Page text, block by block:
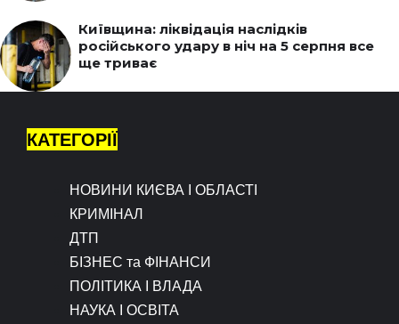
Київщина: ліквідація наслідків
російського удару в ніч на 5 серпня все
ще триває
КАТЕГОРІЇ
НОВИНИ КИЄВА І ОБЛАСТІ
КРИМІНАЛ
ДТП
БІЗНЕС та ФІНАНСИ
ПОЛІТИКА І ВЛАДА
НАУКА І ОСВІТА